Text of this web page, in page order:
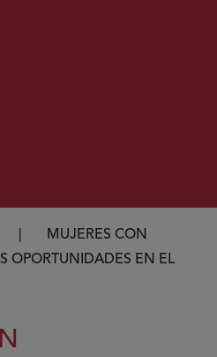
MUJERES CON
OPORTUNIDADES EN EL